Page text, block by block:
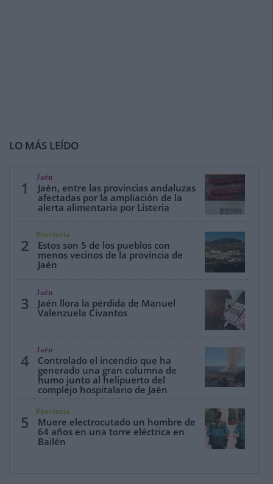
LO MÁS LEÍDO
1
Jaén
Jaén, entre las provincias andaluzas
afectadas por la ampliación de la
alerta alimentaria por Listeria
2
Provincia
Estos son 5 de los pueblos con
menos vecinos de la provincia de
Jaén
3
Jaén
Jaén llora la pérdida de Manuel
Valenzuela Civantos
4
Jaén
Controlado el incendio que ha
generado una gran columna de
humo junto al helipuerto del
complejo hospitalario de Jaén
5
Provincia
Muere electrocutado un hombre de
64 años en una torre eléctrica en
Bailén